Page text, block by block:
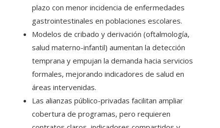
plazo con menor incidencia de enfermedades
gastrointestinales en poblaciones escolares.
Modelos de cribado y derivación (oftalmología,
salud materno-infantil) aumentan la detección
temprana y empujan la demanda hacia servicios
formales, mejorando indicadores de salud en
áreas intervenidas.
Las alianzas público-privadas facilitan ampliar
cobertura de programas, pero requieren